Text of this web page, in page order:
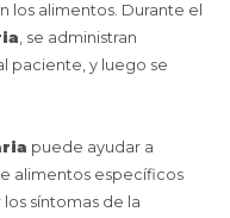
los alimentos. Durante el
, se administran
paciente, y luego se
puede ayudar a
alimentos específicos
síntomas de la